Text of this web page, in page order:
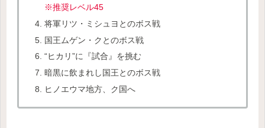
※推奨レベル45
将軍リツ・ミシュヨとのボス戦
国王ムゲン・クとのボス戦
“ヒカリ”に『試合』を挑む
暗黒に飲まれし国王とのボス戦
ヒノエウマ地方、ク国へ